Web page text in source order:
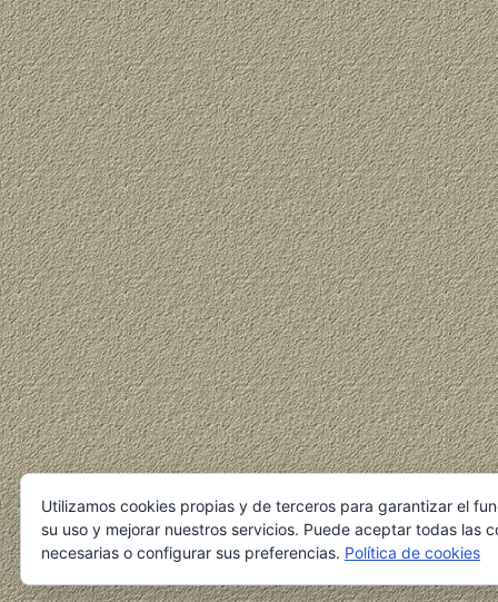
Utilizamos cookies propias y de terceros para garantizar el
su uso y mejorar nuestros servicios. Puede aceptar todas las
necesarias o configurar sus preferencias. Política de cookies